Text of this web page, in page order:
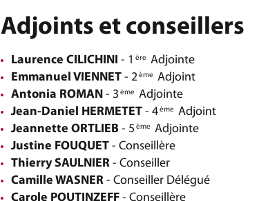
Adjoints et conseillers
Laurence CILICHINI - 1 ère
Adjointe
Emmanuel VIENNET- 2 ème
Adjoint
Antonia ROMAN- 3 ème
Adjointe
Jean-Daniel HERMETET- 4 ème
Adjoint
Jeannette ORTLIEB- 5 ème
Adjointe
Justine FOUQUET- Conseillère
Thierry SAULNIER- Conseiller
Camille WASNER- Conseiller Délégué
Carole POUTINZEFF- Conseillère